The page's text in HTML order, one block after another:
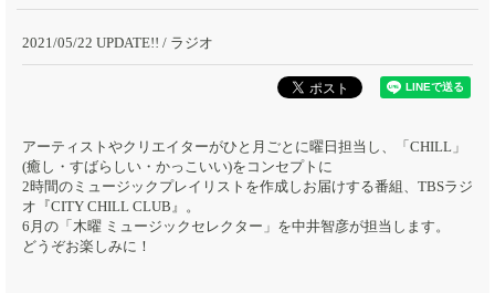
2021/05/22 UPDATE!! / ラジオ
アーティストやクリエイターがひと月ごとに曜日担当し、「CHILL」
(癒し・すばらしい・かっこいい)をコンセプトに
2時間のミュージックプレイリストを作成しお届けする番組、TBSラジ
オ『CITY CHILL CLUB』。
6月の「木曜 ミュージックセレクター」を中井智彦が担当します。
どうぞお楽しみに！